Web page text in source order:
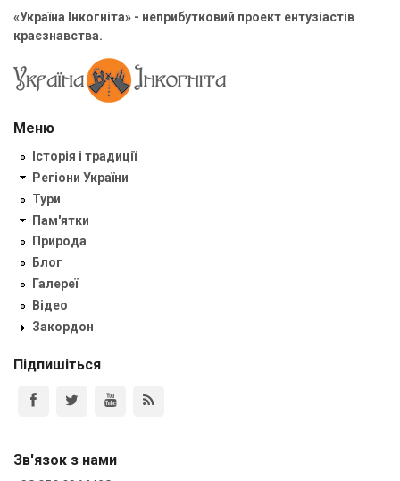
«Україна Інкогніта» - неприбутковий проект ентузіастів
краєзнавства.
Меню
Історія і традиції
Регіони України
Тури
Пам'ятки
Природа
Блог
Галереї
Відео
Закордон
Підпишіться
Зв'язок з нами